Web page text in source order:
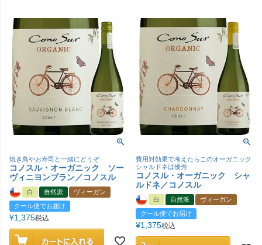
焼き鳥やお寿司と一緒にどうぞ
コノスル・オーガニック ソー
ヴィニヨンブラン／コノスル
白 自然派
ヴィーガン
クール便でお届け
¥1,375税込
費用対効果で考えたらこのオーガニック
シャルドネは優秀
コノスル・オーガニック シャ
ルドネ／コノスル
白 自然派
ヴィーガン
クール便でお届け
¥1,375税込